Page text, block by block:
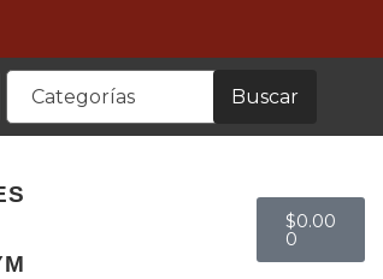
Categorías Buscar
$0.00
0